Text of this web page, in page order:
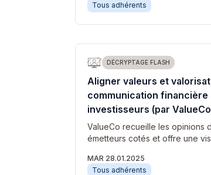
Tous adhérents
DÉCRYPTAGE FLASH
Aligner valeurs et
communication
investisseurs (par
ValueCo recueille les opinions
émetteurs cotés et offre une
MAR 28.01.2025
Tous adhérents